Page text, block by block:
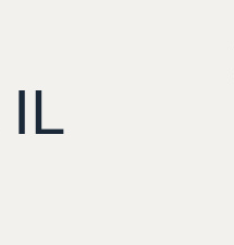
IL